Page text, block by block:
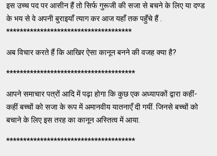
इस उच्च पद पर आसीन हैं तो सिर्फ गुरूजी की सजा से बचने के लिए या दण्ड
के भय से वे अपनी बुराइयाँ त्याग कर आज यहाँ तक पहुँचे हैं .
*************************************
अब विचार करते हैं कि आखिर ऐसा कानून बनने की वजह क्या है?
**************************************
आपने समाचार पत्रों आदि में पढ़ा होगा कि कुछ एक अध्यापकों द्वारा कहीं-
कहीं बच्चों को सजा के रूप में अमानवीय यातनाएँ दी गयीं. जिनसे बच्चों को
बचाने के लिए इस तरह का कानून अस्तित्व में आया.
**************************************